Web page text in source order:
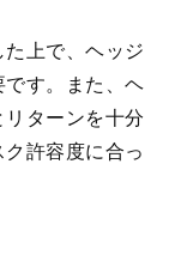
上で、ヘッジ
す。また、ヘ
ターンを十分
許容度に合っ